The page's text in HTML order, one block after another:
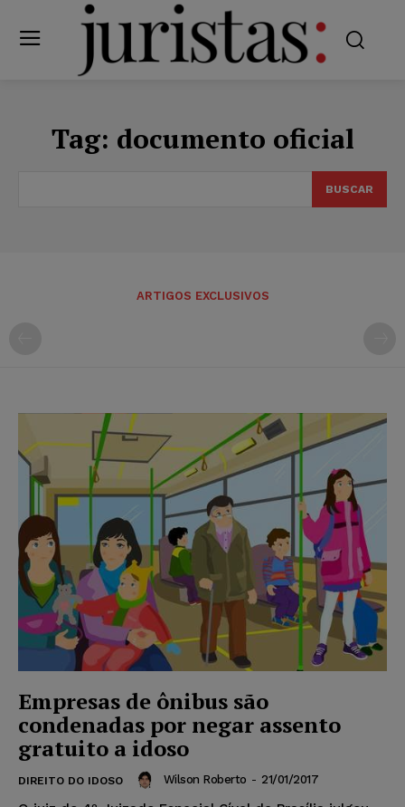
Tag: documento oficial
BUSCAR
ARTIGOS EXCLUSIVOS
Empresas de ônibus são
condenadas por negar assento
gratuito a idoso
DIREITO DO IDOSO Wilson Roberto - 21/01/2017